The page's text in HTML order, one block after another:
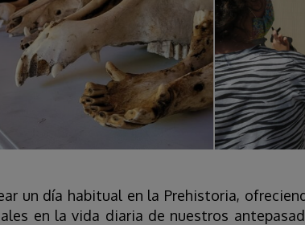
un día habitual en la Prehistoria,
en la vida diaria de nuestros